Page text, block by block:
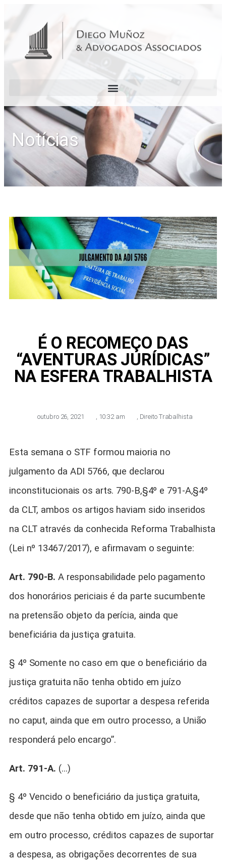
Notícias
É O RECOMEÇO DAS
“AVENTURAS JURÍDICAS”
NA ESFERA TRABALHISTA
outubro 26, 2021 10:32 am Direito Trabalhista
Esta semana o STF formou maioria no
julgamento da ADI 5766, que declarou
inconstitucionais os arts. 790-B,§4º e 791-A,§4º
da CLT, ambos os artigos haviam sido inseridos
na CLT através da conhecida Reforma Trabalhista
(Lei nº 13467/2017), e afirmavam o seguinte:
Art. 790-B. A responsabilidade pelo pagamento
dos honorários periciais é da parte sucumbente
na pretensão objeto da perícia, ainda que
beneficiária da justiça gratuita.
§ 4º Somente no caso em que o beneficiário da
justiça gratuita não tenha obtido em juízo
créditos capazes de suportar a despesa referida
no caput, ainda que em outro processo, a União
responderá pelo encargo”.
Art. 791-A. (…)
§ 4º Vencido o beneficiário da justiça gratuita,
desde que não tenha obtido em juízo, ainda que
em outro processo, créditos capazes de suportar
a despesa, as obrigações decorrentes de sua